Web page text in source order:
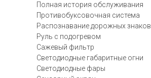
Полная история обслуживания
Противобуксовочная система
Распознавание дорожных знаков
Руль с подогревом
Сажевый фильтр
Светодиодные габаритные огни
Светодиодные фары